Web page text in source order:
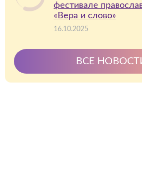
фестивале
«Вера и слово»
16.10.2025
ВСЕ